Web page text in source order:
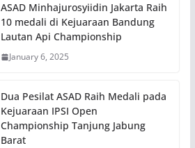
ASAD Minhajurosyiidin Jakarta Raih
10 medali di Kejuaraan Bandung
Lautan Api Championship
January 6, 2025
Dua Pesilat ASAD Raih Medali pada
Kejuaraan IPSI Open
Championship Tanjung Jabung
Barat